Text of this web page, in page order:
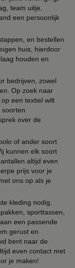
team uitje,
een persoonlijk
en bestellen
huis, hierdoor
houden en
bedrijven, zowel
Op zoek naar
een textiel wilt
soorten
over de
of ander soort
kunnen elk soort
altijd even
prijs voor je
ons op als je
kleding nodig,
sporttassen,
een passende
gerust en
bent naar de
even contact met
je maken!